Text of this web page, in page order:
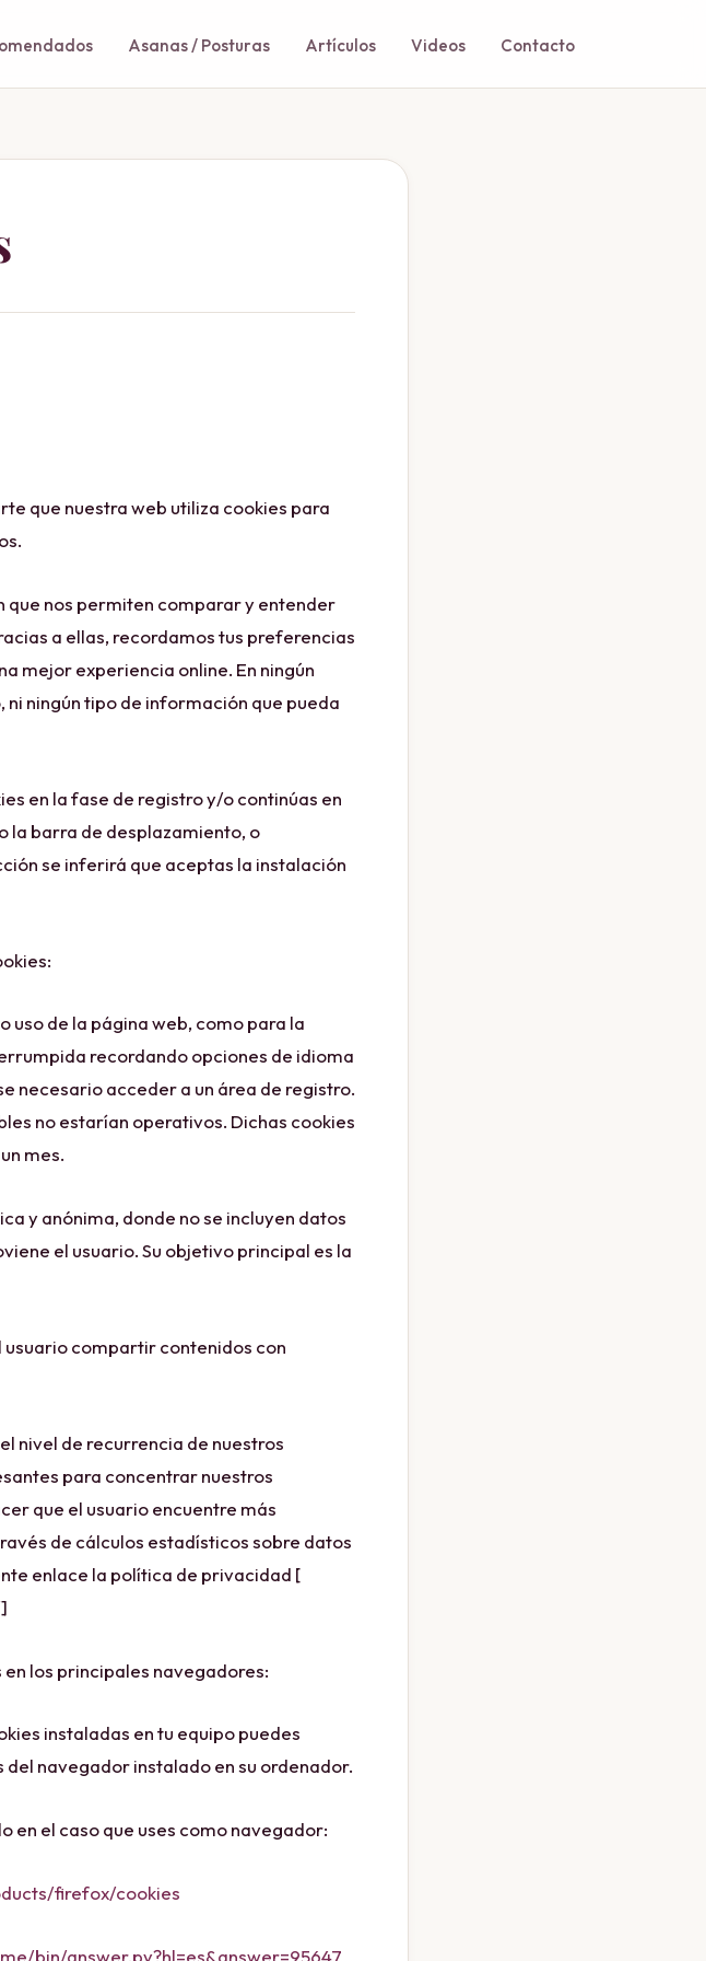
Asanas / Posturas Artículos Videos Contacto
que nuestra web utiliza cookies para
que nos permiten comparar y entender
a ellas, recordamos tus preferencias
mejor experiencia online. En ningún
ningún tipo de información que pueda
en la fase de registro y/o continúas en
la barra de desplazamiento, o
se inferirá que aceptas la instalación
uso de la página web, como para la
recordando opciones de idioma
necesario acceder a un área de registro.
no estarían operativos. Dichas cookies
mes.
y anónima, donde no se incluyen datos
el usuario. Su objetivo principal es la
usuario compartir contenidos con
nivel de recurrencia de nuestros
para concentrar nuestros
que el usuario encuentre más
de cálculos estadísticos sobre datos
enlace la política de privacidad [
]
los principales navegadores:
instaladas en tu equipo puedes
navegador instalado en su ordenador.
en el caso que uses como navegador:
firefox/cookies
bin/answer.py?hl=es&answer=95647